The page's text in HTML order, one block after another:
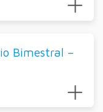
Bimestral –